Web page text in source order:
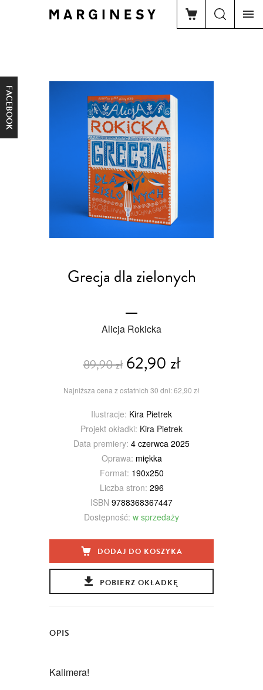
FACEBOOK
Grecja dla zielonych
Alicja Rokicka
89,90 zł62,90 zł
Najniższa cena z ostatnich 30 dni: 62,90 zł
Ilustracje: Kira Pietrek
Projekt okładki: Kira Pietrek
Data premiery: 4 czerwca 2025
Oprawa: miękka
Format: 190x250
Liczba stron: 296
ISBN 9788368367447
Dostępność: w sprzedaży
DODAJ DO KOSZYKA
POBIERZ OKŁADKĘ
OPIS
Kalimera!